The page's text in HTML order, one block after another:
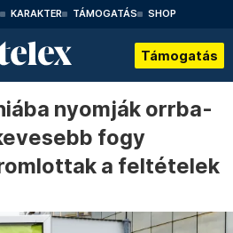
KARAKTER TÁMOGATÁS SHOP
Támogatás
nyomják orrba-
fogy
a feltételek